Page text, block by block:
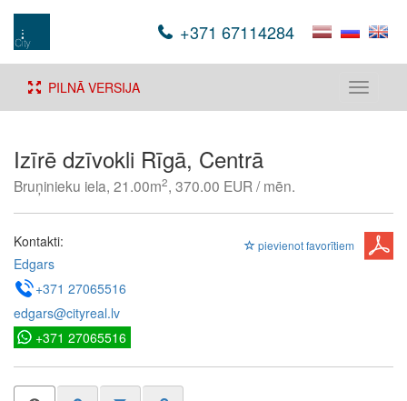
+371 67114284
Toggle
PILNĀ VERSIJA
Izīrē dzīvokli Rīgā, Centrā
Bruņinieku iela, 21.00m2, 370.00 EUR / mēn.
pievienot favorītiem
Kontakti:
Edgars
+371 27065516
edgars@cityreal.lv
+371 27065516